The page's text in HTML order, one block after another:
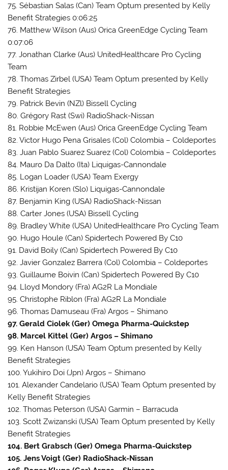
75. Sébastian Salas (Can) Team Optum presented by Kelly
Benefit Strategies 0:06:25
76. Matthew Wilson (Aus) Orica GreenEdge Cycling Team
0:07:06
77. Jonathan Clarke (Aus) UnitedHealthcare Pro Cycling
Team
78. Thomas Zirbel (USA) Team Optum presented by Kelly
Benefit Strategies
79. Patrick Bevin (NZl) Bissell Cycling
80. Grégory Rast (Swi) RadioShack-Nissan
81. Robbie McEwen (Aus) Orica GreenEdge Cycling Team
82. Victor Hugo Pena Grisales (Col) Colombia – Coldeportes
83. Juan Pablo Suarez Suarez (Col) Colombia – Coldeportes
84. Mauro Da Dalto (Ita) Liquigas-Cannondale
85. Logan Loader (USA) Team Exergy
86. Kristijan Koren (Slo) Liquigas-Cannondale
87. Benjamin King (USA) RadioShack-Nissan
88. Carter Jones (USA) Bissell Cycling
89. Bradley White (USA) UnitedHealthcare Pro Cycling Team
90. Hugo Houle (Can) Spidertech Powered By C10
91. David Boily (Can) Spidertech Powered By C10
92. Javier Gonzalez Barrera (Col) Colombia – Coldeportes
93. Guillaume Boivin (Can) Spidertech Powered By C10
94. Lloyd Mondory (Fra) AG2R La Mondiale
95. Christophe Riblon (Fra) AG2R La Mondiale
96. Thomas Damuseau (Fra) Argos – Shimano
97. Gerald Ciolek (Ger) Omega Pharma-Quickstep
98. Marcel Kittel (Ger) Argos – Shimano
99. Ken Hanson (USA) Team Optum presented by Kelly
Benefit Strategies
100. Yukihiro Doi (Jpn) Argos – Shimano
101. Alexander Candelario (USA) Team Optum presented by
Kelly Benefit Strategies
102. Thomas Peterson (USA) Garmin – Barracuda
103. Scott Zwizanski (USA) Team Optum presented by Kelly
Benefit Strategies
104. Bert Grabsch (Ger) Omega Pharma-Quickstep
105. Jens Voigt (Ger) RadioShack-Nissan